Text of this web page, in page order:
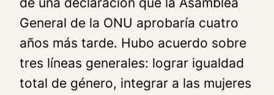
General de la ONU aprobaría cuatro
años más tarde. Hubo acuerdo sobre
tres líneas generales: lograr igualdad
total de género, integrar a las mujeres